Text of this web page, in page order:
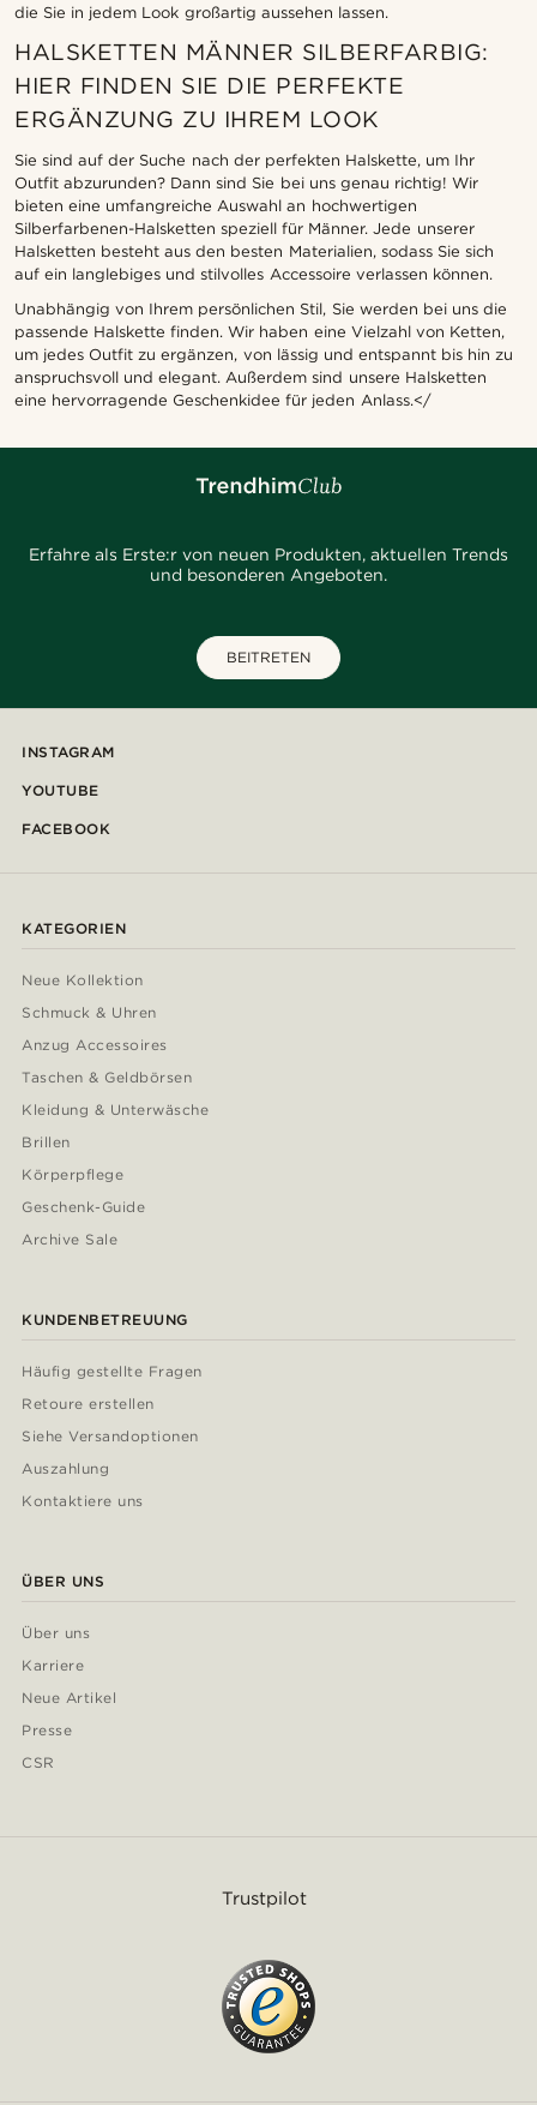
die Sie in jedem Look großartig aussehen lassen.
HALSKETTEN MÄNNER SILBERFARBIG:
HIER FINDEN SIE DIE PERFEKTE
ERGÄNZUNG ZU IHREM LOOK
Sie sind auf der Suche nach der perfekten Halskette, um Ihr
Outfit abzurunden? Dann sind Sie bei uns genau richtig! Wir
bieten eine umfangreiche Auswahl an hochwertigen
Silberfarbenen-Halsketten speziell für Männer. Jede unserer
Halsketten besteht aus den besten Materialien, sodass Sie sich
auf ein langlebiges und stilvolles Accessoire verlassen können.
Unabhängig von Ihrem persönlichen Stil, Sie werden bei uns die
passende Halskette finden. Wir haben eine Vielzahl von Ketten,
um jedes Outfit zu ergänzen, von lässig und entspannt bis hin zu
anspruchsvoll und elegant. Außerdem sind unsere Halsketten
eine hervorragende Geschenkidee für jeden Anlass.</
Erfahre als Erste:r von neuen Produkten, aktuellen Trends
und besonderen Angeboten.
BEITRETEN
INSTAGRAM
YOUTUBE
FACEBOOK
KATEGORIEN
Neue Kollektion
Schmuck & Uhren
Anzug Accessoires
Taschen & Geldbörsen
Kleidung & Unterwäsche
Brillen
Körperpflege
Geschenk-Guide
Archive Sale
KUNDENBETREUUNG
Häufig gestellte Fragen
Retoure erstellen
Siehe Versandoptionen
Auszahlung
Kontaktiere uns
ÜBER UNS
Über uns
Karriere
Neue Artikel
Presse
CSR
Trustpilot